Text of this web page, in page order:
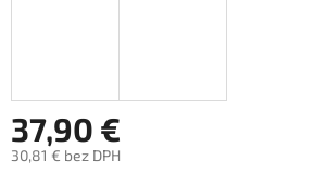
37,90 €
30,81 € bez DPH